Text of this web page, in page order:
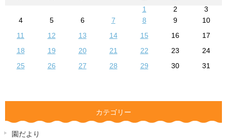
1
2
3
4
5 6 7 8 9
10
11
12 13 14 15 16
17
18
19 20 21 22 23
24
25
26 27 28 29 30 31
カテゴリー
園だより